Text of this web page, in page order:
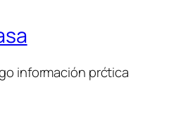
información prćtica